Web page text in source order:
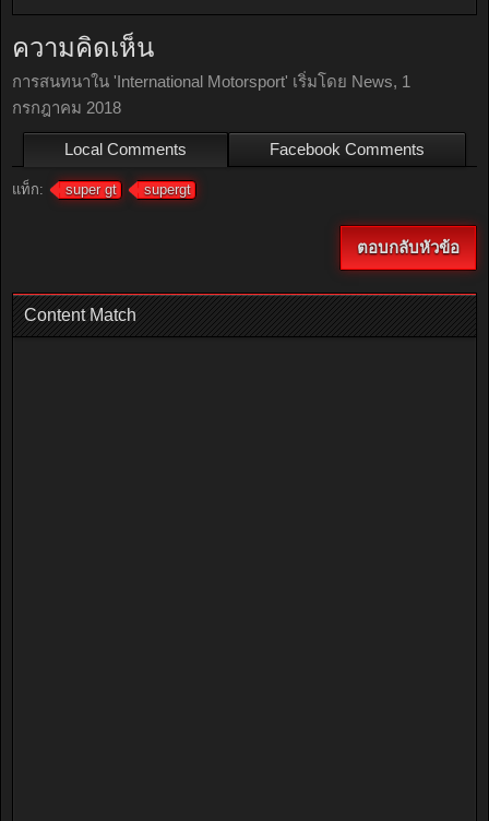
ความคิดเห็น
การสนทนาใน 'International Motorsport' เริ่มโดย News, 1
กรกฎาคม 2018
Local Comments Facebook Comments
แท็ก: super gt supergt
ตอบกลับหัวข้อ
Content Match